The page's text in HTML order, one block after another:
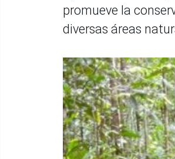
promueve la
diversas áreas